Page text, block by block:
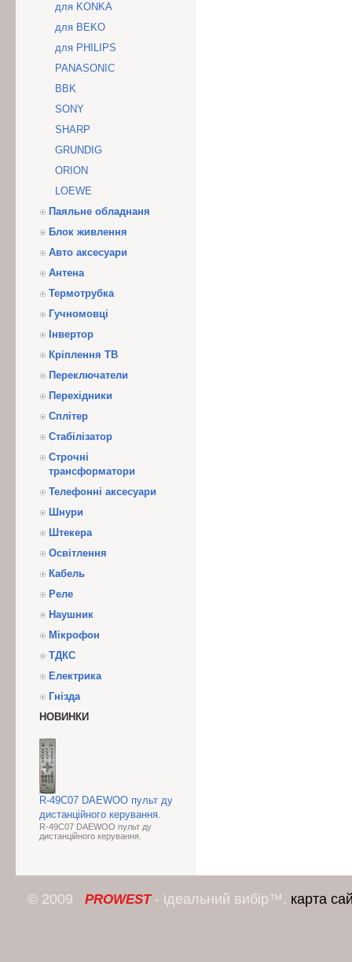
для KONKA
для BEKO
для PHILIPS
PANASONIC
BBK
SONY
SHARP
GRUNDIG
ORION
LOEWE
Паяльне обладнаня
Блок живлення
Авто аксесуари
Антена
Термотрубка
Гучномовці
Інвертор
Кріплення ТВ
Переключатели
Перехідники
Сплітер
Стабілізатор
Строчні
трансформатори
Телефонні аксесуари
Шнури
Штекера
Освітлення
Кабель
Реле
Наушник
Мікрофон
ТДКС
Електрика
Гнізда
НОВИНКИ
R-49C07 DAEWOO пульт ду
дистанційного керування.
R-49C07 DAEWOO пульт ду
дистанційного керування.
© 2009 PROWEST- ідеальний вибір™. карта